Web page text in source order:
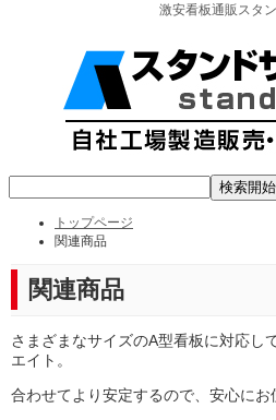
激安看板通販スタ
トップページ
関連商品
関連商品
さまざまなサイズのA型看板に対応し
エイト。
合わせてより安定するので、安心にお